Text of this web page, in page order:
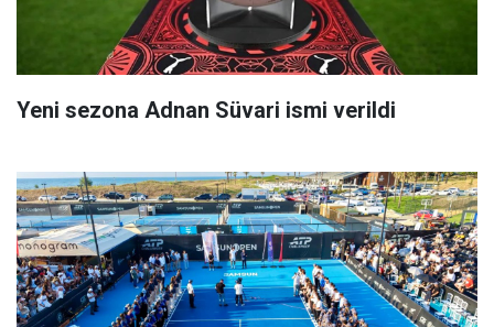
Yeni sezona Adnan Süvari ismi verildi